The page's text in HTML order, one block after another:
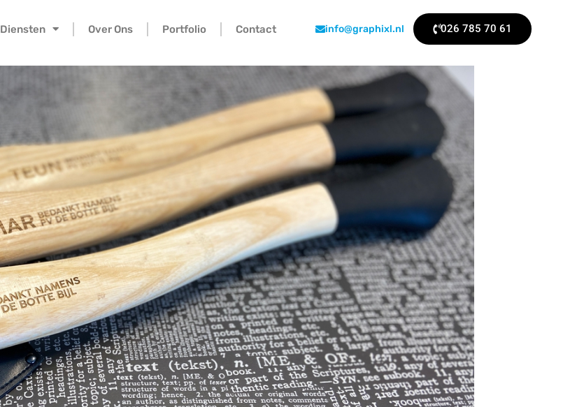
Diensten Over Ons Portfolio Contact info@graphixl.nl 026 785 70 61